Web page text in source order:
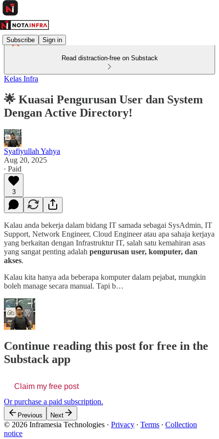
Subscribe Sign in
Read distraction-free on Substack
Kelas Infra
🌟 Kuasai Pengurusan User dan System
Dengan Active Directory!
Syafiyullah Yahya
Aug 20, 2025
∙ Paid
3
Kalau anda bekerja dalam bidang IT samada sebagai SysAdmin, IT
Support, Network Engineer, Cloud Engineer atau apa sahaja kerjaya
yang berkaitan dengan Infrastruktur IT, salah satu kemahiran asas
yang sangat penting adalah pengurusan user, komputer, dan
akses.
Kalau kita hanya ada beberapa komputer dalam pejabat, mungkin
boleh manage secara manual. Tapi b…
Continue reading this post for free in the
Substack app
Claim my free post
Or purchase a paid subscription.
Previous Next
© 2026 Inframesia Technologies · Privacy ∙ Terms ∙ Collection
notice